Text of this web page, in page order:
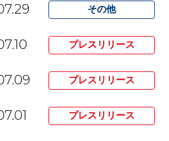
その他
プレスリリース
プレスリリース
プレスリリース